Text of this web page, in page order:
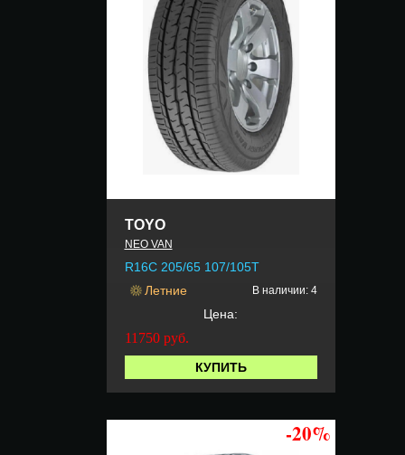
TOYO
NEO VAN
R16C 205/65 107/105T
Летние
В наличии: 4
Цена:
11750 руб.
КУПИТЬ
-20%